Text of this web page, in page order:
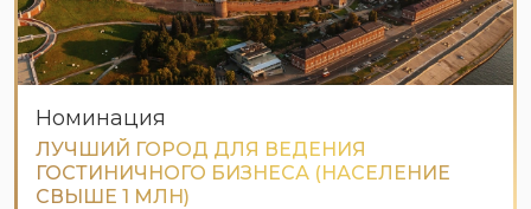
Номинация
ЛУЧШИЙ ГОРОД ДЛЯ ВЕДЕНИЯ
ГОСТИНИЧНОГО БИЗНЕСА (НАСЕЛЕНИЕ
СВЫШЕ 1 МЛН)